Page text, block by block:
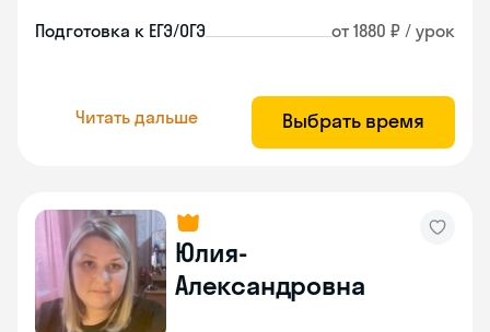
Подготовка к ЕГЭ/ОГЭ от 1880 ₽ / урок
Читать дальше Выбрать время
Юлия-
Александровна